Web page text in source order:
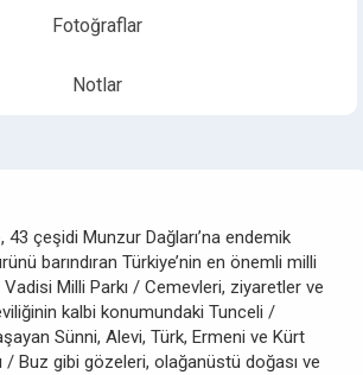
Fotoğraflar
Notlar
43 çeşidi Munzur Dağları’na endemik
barındıran Türkiye’nin en önemli milli
Milli Parkı / Cemevleri, ziyaretler ve
kalbi konumundaki Tunceli /
Sünni, Alevi, Türk, Ermeni ve Kürt
Buz gibi gözeleri, olağanüstü doğası ve